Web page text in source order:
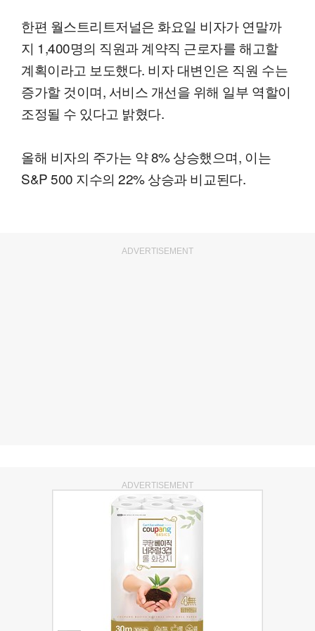
한편 월스트리트저널은 화요일 비자가 연말까
지 1,400명의 직원과 계약직 근로자를 해고할
계획이라고 보도했다. 비자 대변인은 직원 수는
증가할 것이며, 서비스 개선을 위해 일부 역할이
조정될 수 있다고 밝혔다.
올해 비자의 주가는 약 8% 상승했으며, 이는
S&P 500 지수의 22% 상승과 비교된다.
ADVERTISEMENT
ADVERTISEMENT